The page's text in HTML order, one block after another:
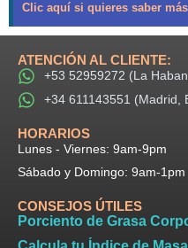
Clic aquí si quieres saber
ATENCIÓN AL CLIENTE:
+53 52959272 (La
+34 611143551 (Madrid,
HORARIOS​
Lunes - Viernes: 9am-9pm​
Sábado y Domingo: 9am-1pm
CONSEJOS ÚTILES
Porciento de Grasa